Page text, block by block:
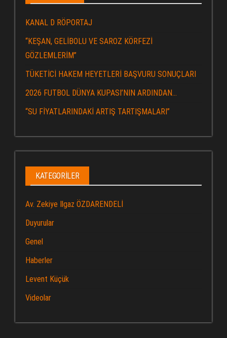
KANAL D RÖPORTAJ
“KEŞAN, GELİBOLU VE SAROZ KÖRFEZİ
GÖZLEMLERİM”
TÜKETİCİ HAKEM HEYETLERİ BAŞVURU SONUÇLARI
2026 FUTBOL DÜNYA KUPASI’NIN ARDINDAN…
“SU FİYATLARINDAKİ ARTIŞ TARTIŞMALARI”
KATEGORILER
Av. Zekiye Ilgaz ÖZDARENDELİ
Duyurular
Genel
Haberler
Levent Küçük
Videolar